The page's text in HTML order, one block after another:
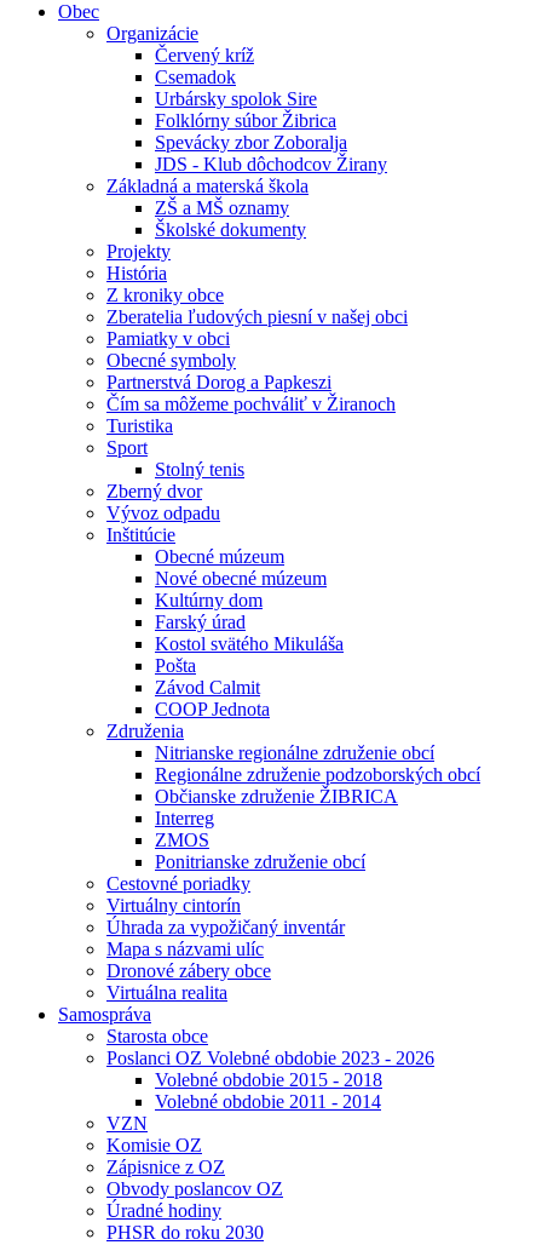
Obec
Organizácie
Červený kríž
Csemadok
Urbársky spolok Sire
Folklórny súbor Žibrica
Spevácky zbor Zoboralja
JDS - Klub dôchodcov Žirany
Základná a materská škola
ZŠ a MŠ oznamy
Školské dokumenty
Projekty
História
Z kroniky obce
Zberatelia ľudových piesní v našej obci
Pamiatky v obci
Obecné symboly
Partnerstvá Dorog a Papkeszi
Čím sa môžeme pochváliť v Žiranoch
Turistika
Sport
Stolný tenis
Zberný dvor
Vývoz odpadu
Inštitúcie
Obecné múzeum
Nové obecné múzeum
Kultúrny dom
Farský úrad
Kostol svätého Mikuláša
Pošta
Závod Calmit
COOP Jednota
Združenia
Nitrianske regionálne združenie obcí
Regionálne združenie podzoborských obcí
Občianske združenie ŽIBRICA
Interreg
ZMOS
Ponitrianske združenie obcí
Cestovné poriadky
Virtuálny cintorín
Úhrada za vypožičaný inventár
Mapa s názvami ulíc
Dronové zábery obce
Virtuálna realita
Samospráva
Starosta obce
Poslanci OZ Volebné obdobie 2023 - 2026
Volebné obdobie 2015 - 2018
Volebné obdobie 2011 - 2014
VZN
Komisie OZ
Zápisnice z OZ
Obvody poslancov OZ
Úradné hodiny
PHSR do roku 2030